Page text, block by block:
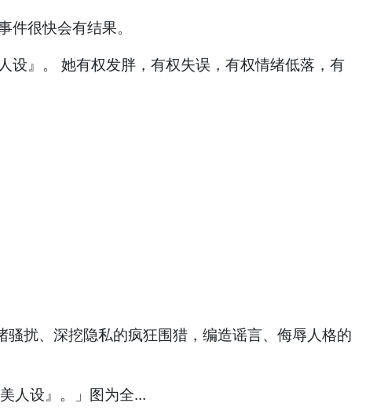
件很快会有结果。
设』。 她有权发胖，有权失误，有权情绪低落，有
扰、深挖隐私的疯狂围猎，编造谣言、侮辱人格的